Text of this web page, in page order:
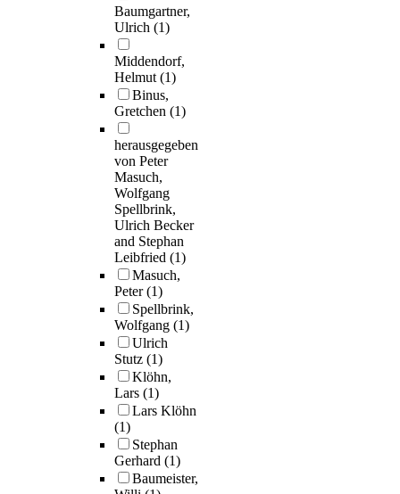
Baumgartner,
Ulrich (1)
Middendorf,
Helmut(1)
Binus,
Gretchen (1)
herausgegeben
von Peter
Masuch,
Wolfgang
Spellbrink,
Ulrich Becker
and Stephan
Leibfried (1)
Masuch,
Peter(1)
Spellbrink,
Wolfgang (1)
Ulrich
Stutz (1)
Klöhn,
Lars (1)
Lars Klöhn
(1)
Stephan
Gerhard (1)
Baumeister,